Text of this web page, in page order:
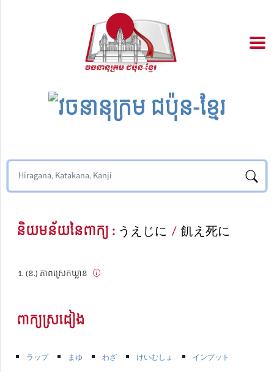
និយមន័យនៃពាក្យ : うえじに / 飢え死に
(ន.) ភាពស្រេកឃ្លាន
ពាក្យស្រដៀង
ラップ まゆ わざ けいむしょ
インプット